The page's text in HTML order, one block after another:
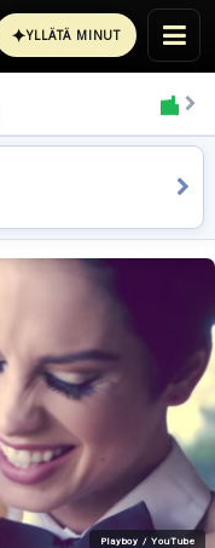
✦YLLÄTÄ MINUT
Playboy / YouTube